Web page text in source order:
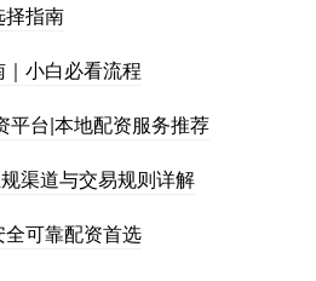
择指南
小白必看流程
平台|本地配资服务推荐
渠道与交易规则详解
可靠配资首选